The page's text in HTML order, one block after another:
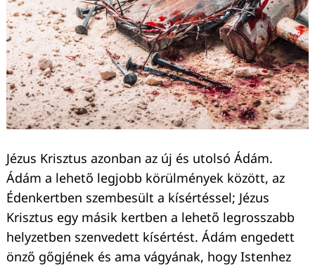
Jézus Krisztus azonban az új és utolsó Ádám.
Ádám a lehető legjobb körülmények között, az
Édenkertben szembesült a kísértéssel; Jézus
Krisztus egy másik kertben a lehető legrosszabb
helyzetben szenvedett kísértést. Ádám engedett
önző gőgjének és ama vágyának, hogy Istenhez
Keresés: